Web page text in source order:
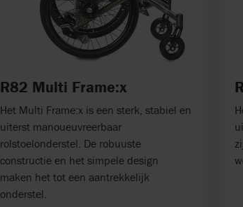
R82 Multi Frame:x
Het Multi Frame:x is een sterk, stabiel en
uiterst manoueuvreerbaar
rolstoelonderstel. De robuuste
constructie en het simpele design
maken het tot een aantrekkelijk
onderstel.